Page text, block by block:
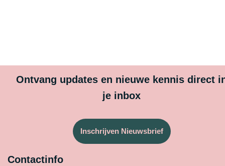
Ontvang updates en nieuwe kennis direct
je inbox
Inschrijven Nieuwsbrief
Contactinfo